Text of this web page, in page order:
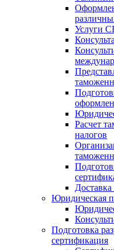
Услуги
Расчет
налогов
Юридическая
Подготовка
сертификация